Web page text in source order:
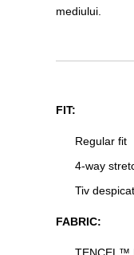
mediului.
FIT:
Regular fit
4-way
Tiv
FABRIC:
TENCEL™